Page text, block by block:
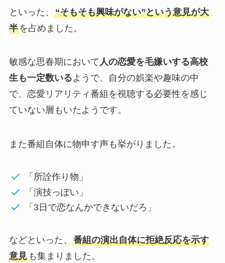
といった、 “そもそも興味がない”という意見が大
半を占めました。
敏感な思春期において 人の恋愛を毛嫌いする高校
生も一定数いるようで、自分の娯楽や趣味の中
で、恋愛リアリティ番組を視聴する必要性を感じ
ていない層もいたようです。
また番組自体に物申す声も挙がりました。
「所詮作り物」
「演技っぽい」
「3日で恋なんかできないだろ」
などといった、 番組の演出自体に拒絶反応を示す
意見も集まりました。